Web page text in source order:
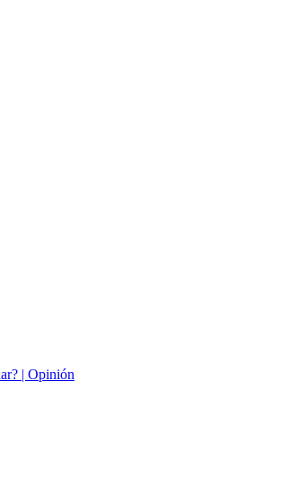
| Opinión